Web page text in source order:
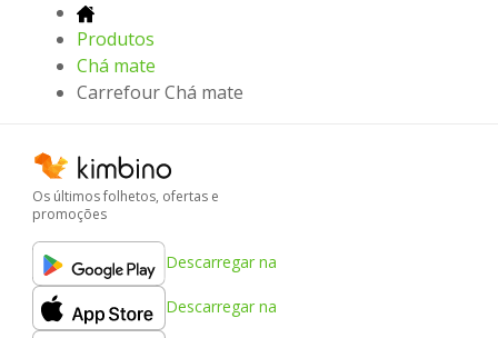
Produtos
Chá mate
Carrefour Chá mate
Os últimos folhetos, ofertas e
promoções
Descarregar na
Descarregar na